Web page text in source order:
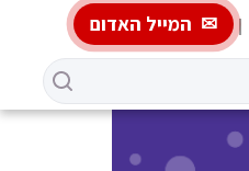
המייל האדום